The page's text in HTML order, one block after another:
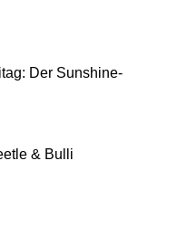
Der Sunshine-
& Bulli